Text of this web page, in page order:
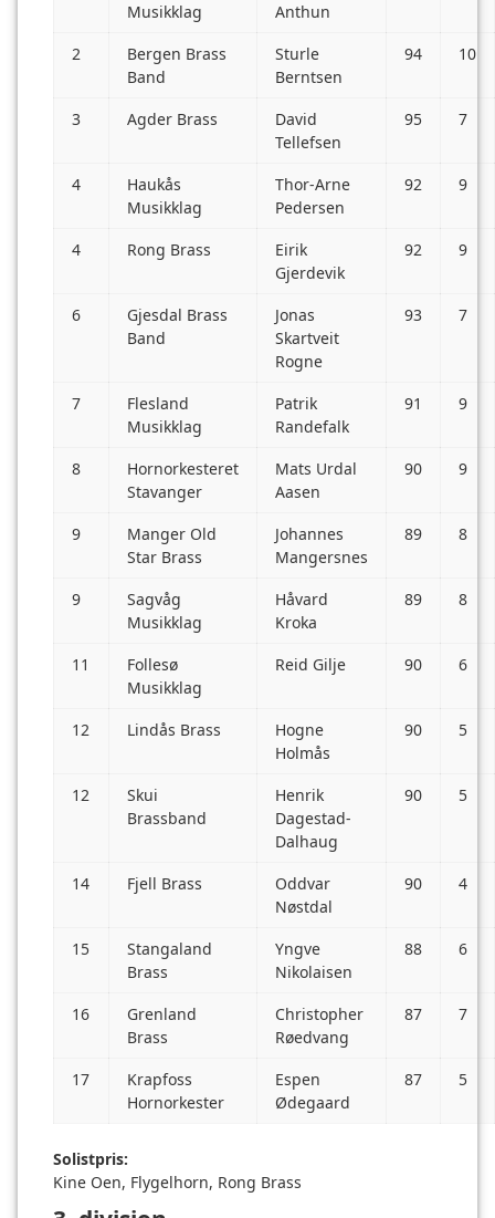
Musikklag
Anthun
2
Bergen Brass
Band
Sturle
Berntsen
94 10
3 Agder Brass
David
Tellefsen
95 7
4
Haukås
Musikklag
Thor-Arne
Pedersen
92 9
4 Rong Brass
Eirik
Gjerdevik
92 9
6
Gjesdal Brass
Band
Jonas
Skartveit
Rogne
93 7
7
Flesland
Musikklag
Patrik
Randefalk
91 9
8
Hornorkesteret
Stavanger
Mats Urdal
Aasen
90 9
9
Manger Old
Star Brass
Johannes
Mangersnes
89 8
9
Sagvåg
Musikklag
Håvard
Kroka
89 8
11
Follesø
Musikklag
Reid Gilje 90 6
12 Lindås Brass
Hogne
Holmås
90 5
12
Skui
Brassband
Henrik
Dagestad-
Dalhaug
90 5
14 Fjell Brass
Oddvar
Nøstdal
90 4
15
Stangaland
Brass
Yngve
Nikolaisen
88 6
16
Grenland
Brass
Christopher
Røedvang
87 7
17
Krapfoss
Hornorkester
Espen
Ødegaard
87 5
Solistpris:
Kine Oen, Flygelhorn, Rong Brass